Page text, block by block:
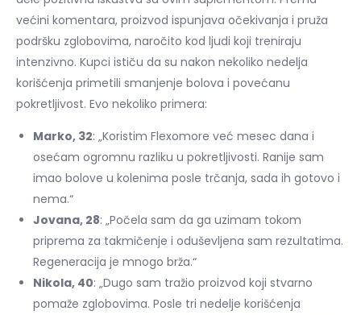
većini komentara, proizvod ispunjava očekivanja i pruža
podršku zglobovima, naročito kod ljudi koji treniraju
intenzivno. Kupci ističu da su nakon nekoliko nedelja
korišćenja primetili smanjenje bolova i povećanu
pokretljivost. Evo nekoliko primera:
Marko, 32: „Koristim Flexomore već mesec dana i
osećam ogromnu razliku u pokretljivosti. Ranije sam
imao bolove u kolenima posle trčanja, sada ih gotovo i
nema.“
Jovana, 28: „Počela sam da ga uzimam tokom
priprema za takmičenje i oduševljena sam rezultatima.
Regeneracija je mnogo brža.“
Nikola, 40: „Dugo sam tražio proizvod koji stvarno
pomaže zglobovima. Posle tri nedelje korišćenja